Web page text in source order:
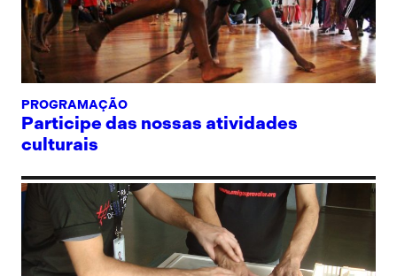
PROGRAMAÇÃO
Participe das nossas atividades
culturais